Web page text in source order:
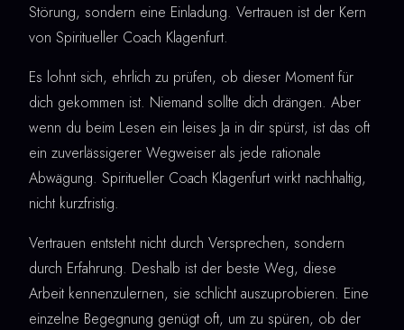
Störung, sondern eine Einladung. Vertrauen ist der Kern
von Spiritueller Coach Klagenfurt.
Es lohnt sich, ehrlich zu prüfen, ob dieser Moment für
dich gekommen ist. Niemand sollte dich drängen. Aber
wenn du beim Lesen ein leises Ja in dir spürst, ist das oft
ein zuverlässigerer Wegweiser als jede rationale
Abwägung. Spiritueller Coach Klagenfurt wirkt nachhaltig,
nicht kurzfristig.
Vertrauen entsteht nicht durch Versprechen, sondern
durch Erfahrung. Deshalb ist der beste Weg, diese
Arbeit kennenzulernen, sie schlicht auszuprobieren. Eine
einzelne Begegnung genügt oft, um zu spüren, ob der